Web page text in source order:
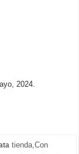
2024.
tienda,Con